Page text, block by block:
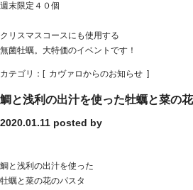
週末限定４０個
クリスマスコースにも使用する
無菌牡蠣。大特価のイベントです！
カテゴリ：[ カヴァロからのお知らせ ]
鯛と浅利の出汁を使った牡蠣と菜の
2020.01.11 posted by
鯛と浅利の出汁を使った
牡蠣と菜の花のパスタ